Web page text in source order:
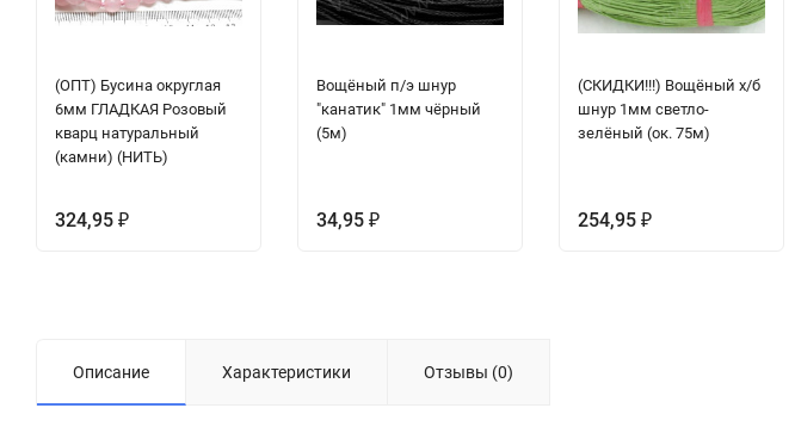
(ОПТ) Бусина округлая
6мм ГЛАДКАЯ Розовый
кварц натуральный
(камни) (НИТЬ)
324,95 ₽
Вощёный п/э шнур
"канатик" 1мм чёрный
(5м)
34,95 ₽
(СКИДКИ!!!) Вощёный х/б
шнур 1мм светло-
зелёный (ок. 75м)
254,95 ₽
Описание Характеристики Отзывы (0)